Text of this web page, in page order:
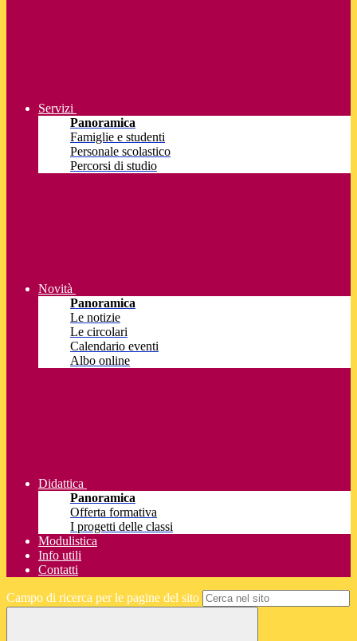
Servizi
Panoramica
Famiglie e studenti
Personale scolastico
Percorsi di studio
Novità
Panoramica
Le notizie
Le circolari
Calendario eventi
Albo online
Didattica
Panoramica
Offerta formativa
I progetti delle classi
Modulistica
Info utili
Contatti
Campo di ricerca per le pagine del sito